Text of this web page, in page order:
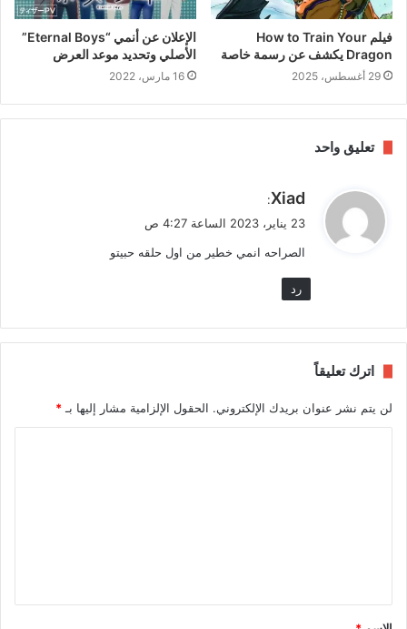
فيلم How to Train Your
Dragon يكشف عن رسمة خاصة
29 أغسطس، 2025
الإعلان عن أنمي “Eternal Boys”
الأصلي وتحديد موعد العرض
16 مارس، 2022
تعليق واحد
ي
ل
Xiad
:
23 يناير، 2023 الساعة 4:27 ص
الصراحه انمي خطير من اول حلقه حبيتو
رد
اترك تعليقاً
لن يتم نشر عنوان بريدك الإلكتروني. الحقول الإلزامية مشار إليها بـ *
ق